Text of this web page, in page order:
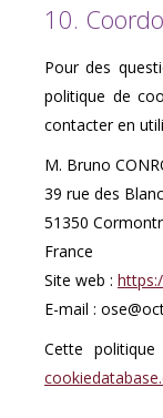
10.
Pour des
politique de
contacter en
M. Bruno
39 rue des
51350
France
Site web :
E-mail : ose@
Cette